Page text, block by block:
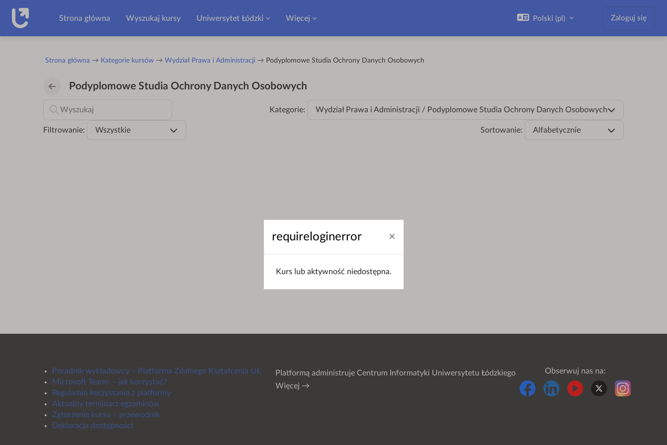
Strona główna
Wyszukaj kursy Uniwersytet Łódzki Więcej Polski ‎(pl)‎ Zaloguj się
Strona główna Kategorie kursów Wydział Prawa i Administracji Podyplomowe Studia Ochrony Danych Osobowych
Podyplomowe Studia Ochrony Danych Osobowych
Kategorie: Wydział Prawa i Administracji / Podyplomowe Studia Ochrony Danych Osobowych
Filtrowanie: Wszystkie Sortowanie: Alfabetycznie
Poradnik wykładowcy – Platforma Zdalnego Kształcenia UŁ
Microsoft Teams – jak korzystać?
Regulamin korzystania z platformy
Aktualny terminarz egzaminów
Zgłoszenie kursu – przewodnik
Deklaracja dostępności
Platformą administruje Centrum Informatyki Uniwersytetu Łódzkiego
Więcej →
Obserwuj nas na:
requireloginerror
Kurs lub aktywność niedostępna.